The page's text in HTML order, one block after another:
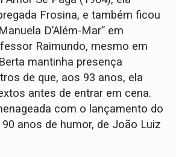
Frosina, e também ficou
D’Além-Mar” em
Raimundo, mesmo em
mantinha presença
de que, aos 93 anos, ela
antes de entrar em cena.
com o lançamento do
90 anos de humor, de João Luiz